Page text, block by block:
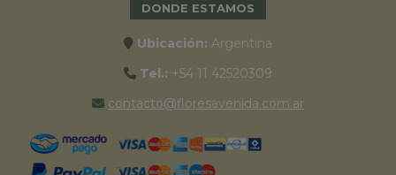
DONDE ESTAMOS
Ubicación: Argentina
Tel.: +54 11 42520309
contacto@floresavenida.com.ar